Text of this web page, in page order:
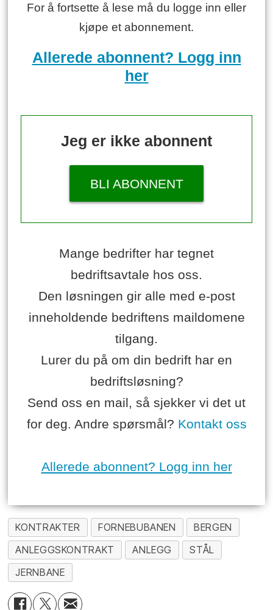
For å fortsette å lese må du logge inn eller
kjøpe et abonnement.
Allerede abonnent? Logg inn
her
Jeg er ikke abonnent
BLI ABONNENT
Mange bedrifter har tegnet
bedriftsavtale hos oss.
Den løsningen gir alle med e-post
inneholdende bedriftens maildomene
tilgang.
Lurer du på om din bedrift har en
bedriftsløsning?
Send oss en mail, så sjekker vi det ut
for deg. Andre spørsmål? Kontakt oss
Allerede abonnent? Logg inn her
KONTRAKTER FORNEBUBANEN
BERGEN
ANLEGGSKONTRAKT
ANLEGG
STÅL
JERNBANE